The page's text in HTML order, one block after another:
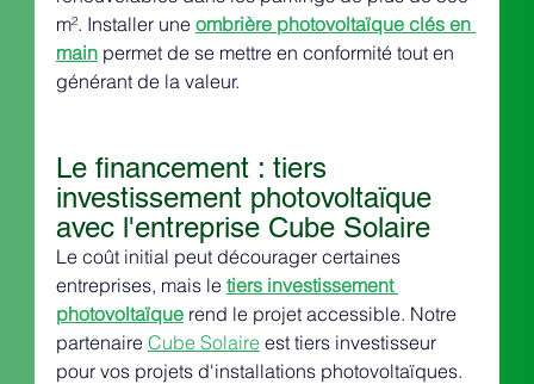
m². Installer une ombrière photovoltaïque clés en
main permet de se mettre en conformité tout en
générant de la valeur.
Le financement : tiers
investissement photovoltaïque
avec l'entreprise Cube Solaire
Le coût initial peut décourager certaines
entreprises, mais le tiers investissement
photovoltaïque rend le projet accessible. Notre
partenaire Cube Solaire est tiers investisseur
pour vos projets d'installations photovoltaïques.